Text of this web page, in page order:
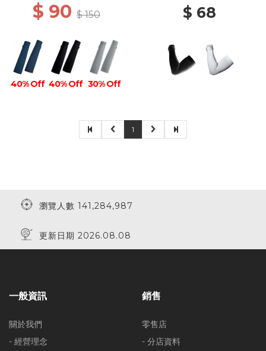
$ 90 $ 150
40% Off 40% Off 30% Off
$ 68
1
瀏覽人數 141,284,987
更新日期 2026.08.08
一般資訊
關於我們
- 經營理念
銷售
零售店
- 分店資料